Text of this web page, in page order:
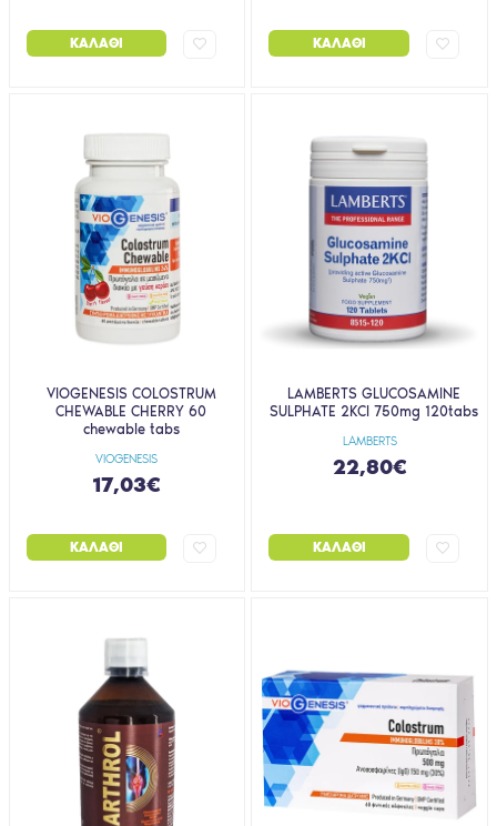
ΚΑΛΆΘΙ ΚΑΛΆΘΙ
VIOGENESIS
VIOGENESIS COLOSTRUM
CHEWABLE CHERRY 60
chewable tabs
17,03€
ΚΑΛΆΘΙ
LAMBERTS
LAMBERTS GLUCOSAMINE
SULPHATE 2KCl 750mg 120tabs
22,80€
ΚΑΛΆΘΙ